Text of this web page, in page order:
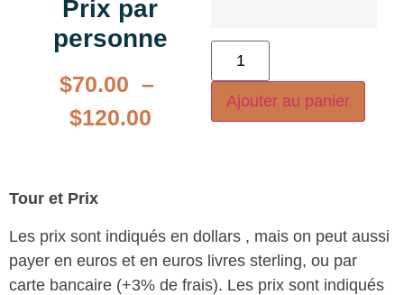
Prix par
personne
$70.00 –
$120.00
Ajouter au panier
Tour et Prix
Les prix sont indiqués en dollars , mais on peut aussi
payer en euros et en euros livres sterling, ou par
carte bancaire (+3% de frais). Les prix sont indiqués